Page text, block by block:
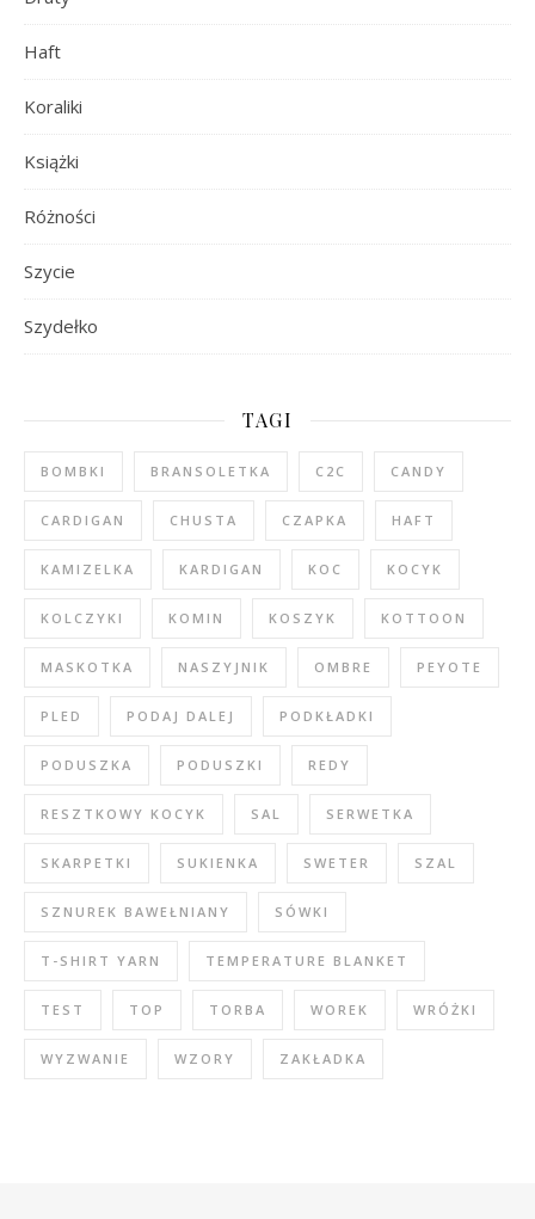
Haft
Koraliki
Książki
Różności
Szycie
Szydełko
TAGI
BOMBKI BRANSOLETKA C2C CANDY
CARDIGAN CHUSTA CZAPKA HAFT
KAMIZELKA KARDIGAN KOC KOCYK
KOLCZYKI KOMIN KOSZYK KOTTOON
MASKOTKA NASZYJNIK OMBRE PEYOTE
PLED PODAJ DALEJ PODKŁADKI
PODUSZKA PODUSZKI REDY
RESZTKOWY KOCYK SAL SERWETKA
SKARPETKI SUKIENKA SWETER SZAL
SZNUREK BAWEŁNIANY SÓWKI
T-SHIRT YARN TEMPERATURE BLANKET
TEST TOP TORBA WOREK WRÓŻKI
WYZWANIE WZORY ZAKŁADKA